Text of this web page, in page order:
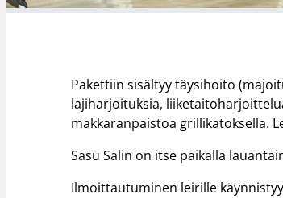
Pakettiin sisältyy täysihoito
lajiharjoituksia,
makkaranpaistoa grillikatoksella.
Sasu Salin on itse paikalla
Ilmoittautuminen leirille käynnistyy